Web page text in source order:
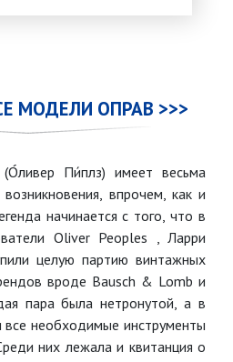
МОДЕЛИ ОПРАВ >>>
Пи́плз) имеет весьма
впрочем, как и
начинается с того, что в
Oliver Peoples , Ларри
целую партию винтажных
вроде Bausch & Lomb и
пара была нетронутой, а в
необходимые инструменты
них лежала и квитанция о